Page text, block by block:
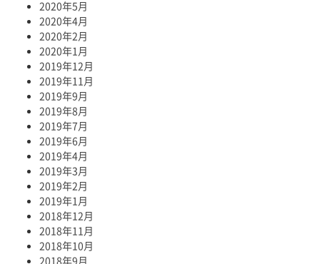
2020年5月
2020年4月
2020年2月
2020年1月
2019年12月
2019年11月
2019年9月
2019年8月
2019年7月
2019年6月
2019年4月
2019年3月
2019年2月
2019年1月
2018年12月
2018年11月
2018年10月
2018年9月